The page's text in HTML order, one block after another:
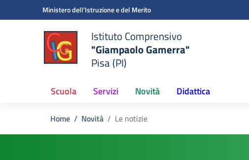
Vai ai contenuti
Vai al menu di navigazioneMinistero dell'Istruzione e del Merito
Istituto Comprensivo
"Giampaolo Gamerra"
Pisa (PI)
Scuola Servizi Novità Didattica
Home Novità Le notizie